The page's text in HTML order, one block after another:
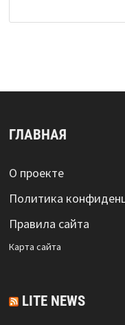
ГЛАВНАЯ
О проекте
Политика
Правила сайта
Карта сайта
LITE NEWS